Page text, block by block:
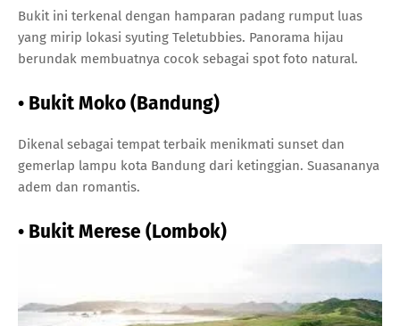
Bukit ini terkenal dengan hamparan padang rumput luas
yang mirip lokasi syuting Teletubbies. Panorama hijau
berundak membuatnya cocok sebagai spot foto natural.
• Bukit Moko (Bandung)
Dikenal sebagai tempat terbaik menikmati sunset dan
gemerlap lampu kota Bandung dari ketinggian. Suasananya
adem dan romantis.
• Bukit Merese (Lombok)